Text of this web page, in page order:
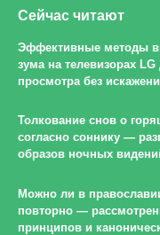
Сейчас читают
Эффективные методы
зума на телевизорах
просмотра без
Толкование снов о
согласно соннику —
образов ночных
Можно ли в
повторно —
принципов и